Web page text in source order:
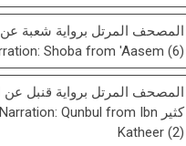
المصحف المرتل برواية شعبة
Shoba from 'Aasem (6)
المصحف المرتل برواية قنبل عن
كثير Narration: Qunbul from Ibn
Katheer (2)